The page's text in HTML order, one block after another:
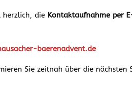
herzlich, die Kontaktaufnahme per
baerenadvent.de
Sie zeitnah über die nächsten